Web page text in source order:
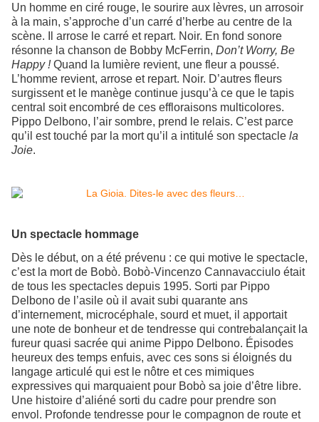
Un homme en ciré rouge, le sourire aux lèvres, un arrosoir
à la main, s’approche d’un carré d’herbe au centre de la
scène. Il arrose le carré et repart. Noir. En fond sonore
résonne la chanson de Bobby McFerrin, Don’t Worry, Be
Happy !Quand la lumière revient, une fleur a poussé.
L’homme revient, arrose et repart. Noir. D’autres fleurs
surgissent et le manège continue jusqu’à ce que le tapis
central soit encombré de ces effloraisons multicolores.
Pippo Delbono, l’air sombre, prend le relais. C’est parce
qu’il est touché par la mort qu’il a intitulé son spectacle la
Joie.
Un spectacle hommage
Dès le début, on a été prévenu : ce qui motive le spectacle,
c’est la mort de Bobò. Bobò-Vincenzo Cannavacciulo était
de tous les spectacles depuis 1995. Sorti par Pippo
Delbono de l’asile où il avait subi quarante ans
d’internement, microcéphale, sourd et muet, il apportait
une note de bonheur et de tendresse qui contrebalançait la
fureur quasi sacrée qui anime Pippo Delbono. Épisodes
heureux des temps enfuis, avec ces sons si éloignés du
langage articulé qui est le nôtre et ces mimiques
expressives qui marquaient pour Bobò sa joie d’être libre.
Une histoire d’aliéné sorti du cadre pour prendre son
envol. Profonde tendresse pour le compagnon de route et